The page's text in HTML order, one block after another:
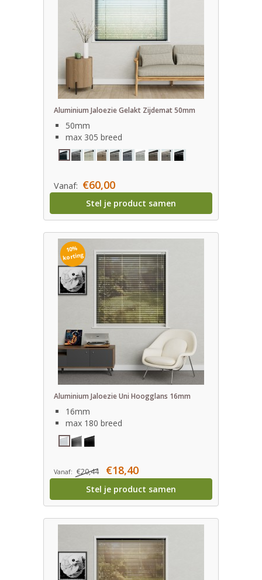
Aluminium Jaloezie Gelakt Zijdemat 50mm
50mm
max 305 breed
Vanaf: €60,00
Stel je product samen
10%
korting
Aluminium Jaloezie Uni Hoogglans 16mm
16mm
max 180 breed
Vanaf: €20,44 €18,40
Stel je product samen